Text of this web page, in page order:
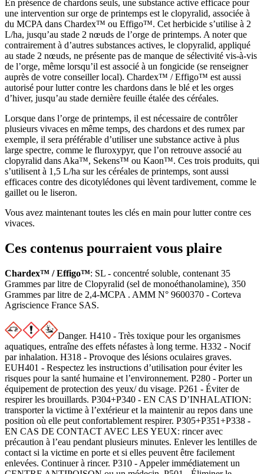
En présence de chardons seuls, une substance active efficace pour
une intervention sur orge de printemps est le clopyralid, associée à
du MCPA dans Chardex™ ou Effigo™. Cet herbicide s’utilise à 2
L/ha, jusqu’au stade 2 nœuds de l’orge de printemps. A noter que
contrairement à d’autres substances actives, le clopyralid, appliqué
au stade 2 nœuds, ne présente pas de manque de sélectivité vis-à-vis
de l’orge, même lorsqu’il est associé à un fongicide (se renseigner
auprès de votre conseiller local). Chardex™ / Effigo™ est aussi
autorisé pour lutter contre les chardons dans le blé et les orges
d’hiver, jusqu’au stade dernière feuille étalée des céréales.
Lorsque dans l’orge de printemps, il est nécessaire de contrôler
plusieurs vivaces en même temps, des chardons et des rumex par
exemple, il sera préférable d’utiliser une substance active à plus
large spectre, comme le fluroxypyr, que l’on retrouve associé au
clopyralid dans Aka™, Sekens™ ou Kaon™. Ces trois produits, qui
s’utilisent à 1,5 L/ha sur les céréales de printemps, sont aussi
efficaces contre des dicotylédones qui lèvent tardivement, comme le
gaillet ou le liseron.
Vous avez maintenant toutes les clés en main pour lutter contre ces
vivaces.
Ces contenus pourraient vous plaire
Chardex™ / Effigo™: SL - concentré soluble, contenant 35
Grammes par litre de Clopyralid (sel de monoéthanolamine), 350
Grammes par litre de 2,4-MCPA . AMM N° 9600370 - Corteva
Agriscience France SAS.
Danger. H410 - Très toxique pour les organismes
aquatiques, entraîne des effets néfastes à long terme. H332 - Nocif
par inhalation. H318 - Provoque des lésions oculaires graves.
EUH401 - Respectez les instructions d’utilisation pour éviter les
risques pour la santé humaine et l’environnement. P280 - Porter un
équipement de protection des yeux/ du visage. P261 - Éviter de
respirer les brouillards. P304+P340 - EN CAS D’INHALATION:
transporter la victime à l’extérieur et la maintenir au repos dans une
position où elle peut confortablement respirer. P305+P351+P338 -
EN CAS DE CONTACT AVEC LES YEUX: rincer avec
précaution à l’eau pendant plusieurs minutes. Enlever les lentilles de
contact si la victime en porte et si elles peuvent être facilement
enlevées. Continuer à rincer. P310 - Appeler immédiatement un